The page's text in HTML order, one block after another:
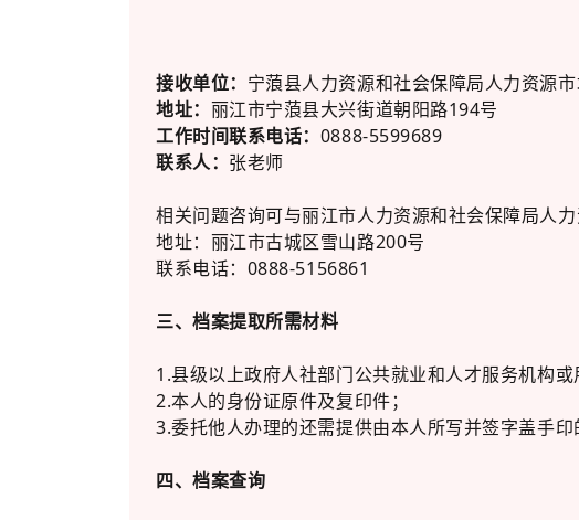
接收单位： 宁蒗县人力资源和社会保障局人力资源
地址： 丽江市宁蒗县大兴街道朝阳路194号
工作时间联系电话： 0888-5599689
联系人： 张老师
相关问题咨询可与丽江市人力资源和社会保障局人力
地址：丽江市古城区雪山路200号
联系电话：0888-5156861
三、档案提取所需材料
1.县级以上政府人社部门公共就业和人才服务机
2.本人的身份证原件及复印件；
3.委托他人办理的还需提供由本人所写并签字盖手
四、档案查询